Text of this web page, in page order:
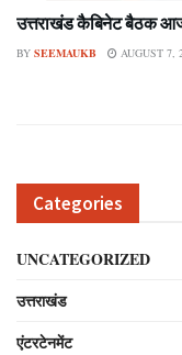
उत्तराखंड कैबिनेट बैठक
BY SEEMAUKB AUGUST 7,
Categories
UNCATEGORIZED
उत्तराखंड
एंटरटेनमेंट